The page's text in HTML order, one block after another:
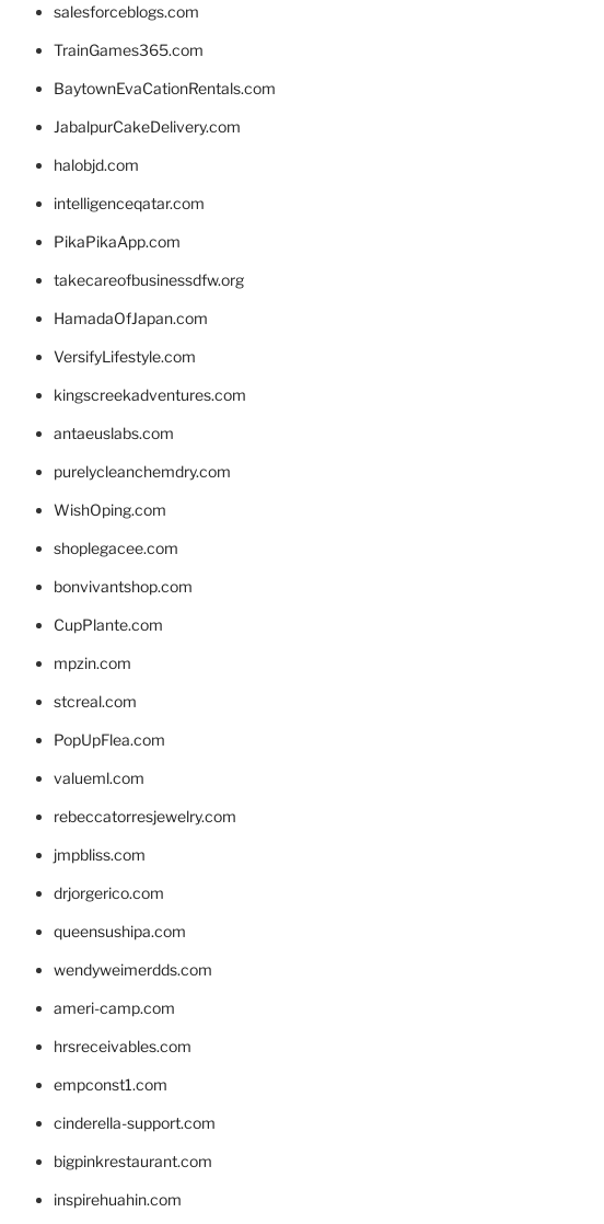
salesforceblogs.com
TrainGames365.com
BaytownEvaCationRentals.com
JabalpurCakeDelivery.com
halobjd.com
intelligenceqatar.com
PikaPikaApp.com
takecareofbusinessdfw.org
HamadaOfJapan.com
VersifyLifestyle.com
kingscreekadventures.com
antaeuslabs.com
purelycleanchemdry.com
WishOping.com
shoplegacee.com
bonvivantshop.com
CupPlante.com
mpzin.com
stcreal.com
PopUpFlea.com
valueml.com
rebeccatorresjewelry.com
jmpbliss.com
drjorgerico.com
queensushipa.com
wendyweimerdds.com
ameri-camp.com
hrsreceivables.com
empconst1.com
cinderella-support.com
bigpinkrestaurant.com
inspirehuahin.com